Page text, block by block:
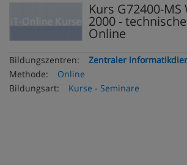
Kurs G72400-
2000 -
Online
Bildungszentren:
Zentraler
Methode:
Online
Bildungsart:
Kurse - Seminare